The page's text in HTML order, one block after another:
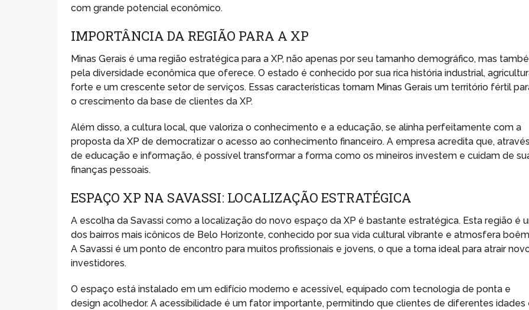
com grande potencial econômico.
IMPORTÂNCIA DA REGIÃO PARA A XP
Minas Gerais é uma região estratégica para a XP, não apenas por seu tamanho demográfico, mas
pela diversidade econômica que oferece. O estado é conhecido por sua rica história industrial,
forte e um crescente setor de serviços. Essas características tornam Minas Gerais um território fértil
o crescimento da base de clientes da XP.
Além disso, a cultura local, que valoriza o conhecimento e a educação, se alinha perfeitamente com a
proposta da XP de democratizar o acesso ao conhecimento financeiro. A empresa acredita que, através
de educação e informação, é possível transformar a forma como os mineiros investem e cuidam de
finanças pessoais.
ESPAÇO XP NA SAVASSI: LOCALIZAÇÃO ESTRATÉGICA
A escolha da Savassi como a localização do novo espaço da XP é bastante estratégica. Esta região é
dos bairros mais icônicos de Belo Horizonte, conhecido por sua vida cultural vibrante e atmosfera
A Savassi é um ponto de encontro para muitos profissionais e jovens, o que a torna ideal para atrair
investidores.
O espaço está instalado em um edifício moderno e acessível, equipado com tecnologia de ponta e
design acolhedor. A acessibilidade é um fator importante, permitindo que clientes de diferentes idades